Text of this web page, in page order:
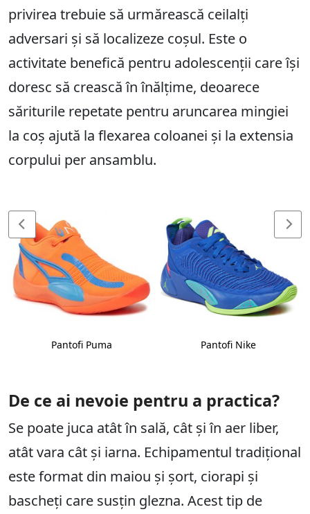
privirea trebuie să urmărească ceilalți
adversari și să localizeze coșul. Este o
activitate benefică pentru adolescenții care își
doresc să crească în înălțime, deoarece
săriturile repetate pentru aruncarea mingiei
la coș ajută la flexarea coloanei și la extensia
corpului per ansamblu.
Pantofi Puma Pantofi Nike
De ce ai nevoie pentru a practica?
Se poate juca atât în sală, cât și în aer liber,
atât vara cât și iarna. Echipamentul tradițional
este format din maiou și șort, ciorapi și
bascheți care susțin glezna. Acest tip de